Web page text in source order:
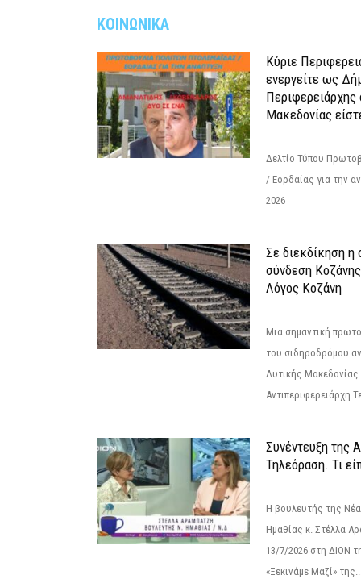
ΚΟΙΝΩΝΙΚΑ
Κύριε
ενεργείτε ως
Περιφερειάρχης
Μακεδονίας
Δελτίο Τύπου
/ Εορδαίας για την
2026
Σε διεκδίκηση η
σύνδεση
Λόγος Κοζάνη
Μια σημαντική
του σιδηροδρόμου
Δυτικής
Αντιπεριφερειάρχη
Συνέντευξη της
Τηλεόραση. Τι
Η βουλευτής της
Ημαθίας κ. Στέλλα
13/7/2026 στη ΔΙΟΝ
«Ξεκινάμε Μαζί»